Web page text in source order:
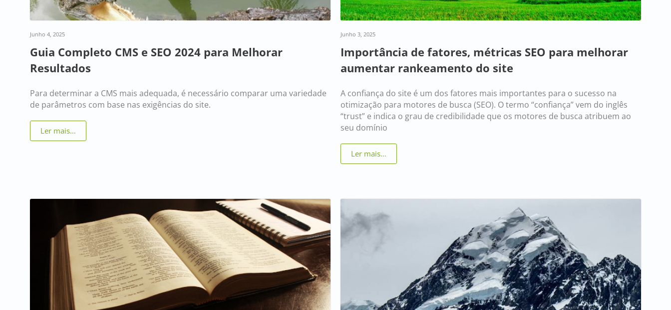
Junho 4, 2025
Guia Completo CMS e SEO 2024 para Melhorar
Resultados
Para determinar a CMS mais adequada, é necessário comparar uma variedade
de parâmetros com base nas exigências do site.
Ler mais…
Junho 3, 2025
Importância de fatores, métricas SEO para melhorar
aumentar rankeamento do site
A confiança do site é um dos fatores mais importantes para o sucesso na
otimização para motores de busca (SEO). O termo “confiança” vem do inglês
“trust” e indica o grau de credibilidade que os motores de busca atribuem ao
seu domínio
Ler mais…